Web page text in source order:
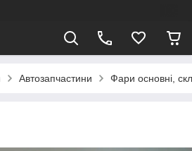
Автозапчастини Фари основні,